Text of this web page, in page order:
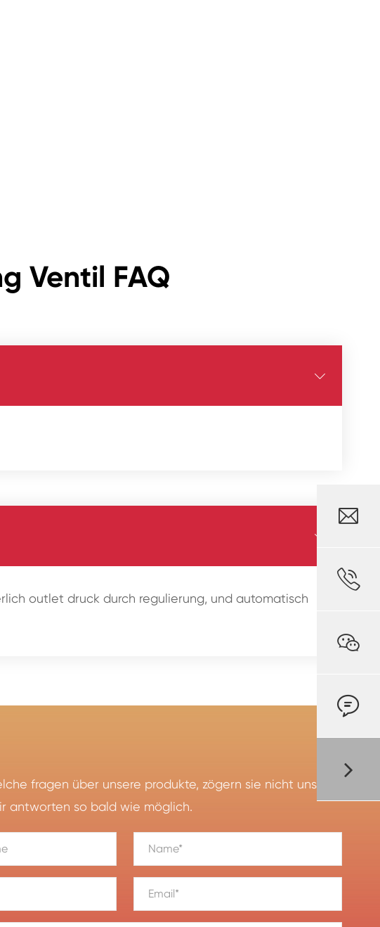
Ventil FAQ


outlet druck durch regulierung, und automatisch
fragen über unsere produkte, zögern sie nicht uns zu
antworten so bald wie möglich.



